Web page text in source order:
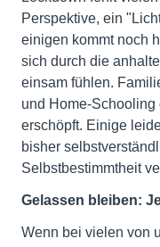
Perspektive, ein
einigen kommt noch
sich durch die
einsam fühlen.
und Home-Schooling
erschöpft. Einige
bisher
Selbstbestimmtheit
Gelassen bleiben:
Wenn bei vielen von